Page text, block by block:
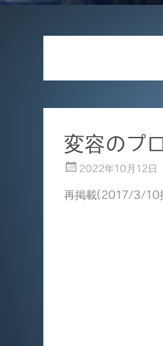
変容のプ
2022年10月12日
再掲載(2017/3/10